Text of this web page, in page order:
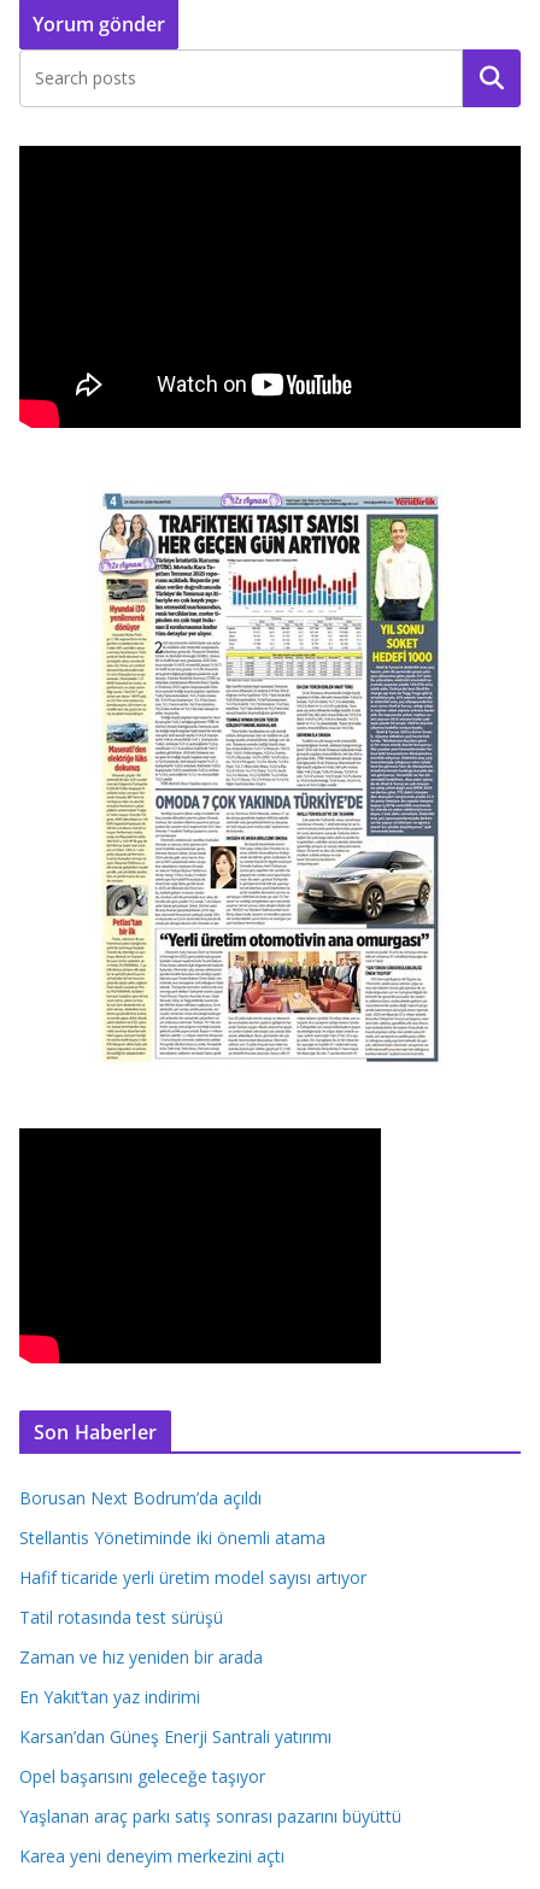
Ara
Son Haberler
Borusan Next Bodrum’da açıldı
Stellantis Yönetiminde iki önemli atama
Hafif ticaride yerli üretim model sayısı artıyor
Tatil rotasında test sürüşü
Zaman ve hız yeniden bir arada
En Yakıt’tan yaz indirimi
Karsan’dan Güneş Enerji Santrali yatırımı
Opel başarısını geleceğe taşıyor
Yaşlanan araç parkı satış sonrası pazarını büyüttü
Karea yeni deneyim merkezini açtı